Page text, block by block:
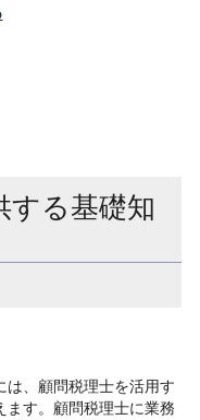
する基礎知
は、顧問税理士を活用す
ます。顧問税理士に業務